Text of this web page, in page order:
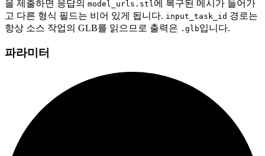
을 제출하면 응답의 model_urls.stl 에 복구된 메시가 들어가
고 다른 형식 필드는 비어 있게 됩니다. input_task_id 경로는
항상 소스 작업의 GLB를 읽으므로 출력은 .glb입니다.
파라미터